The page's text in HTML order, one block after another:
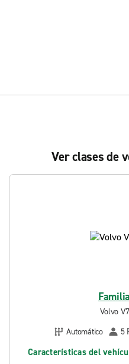
Ver clases de
Volvo
Automático
5
Características del